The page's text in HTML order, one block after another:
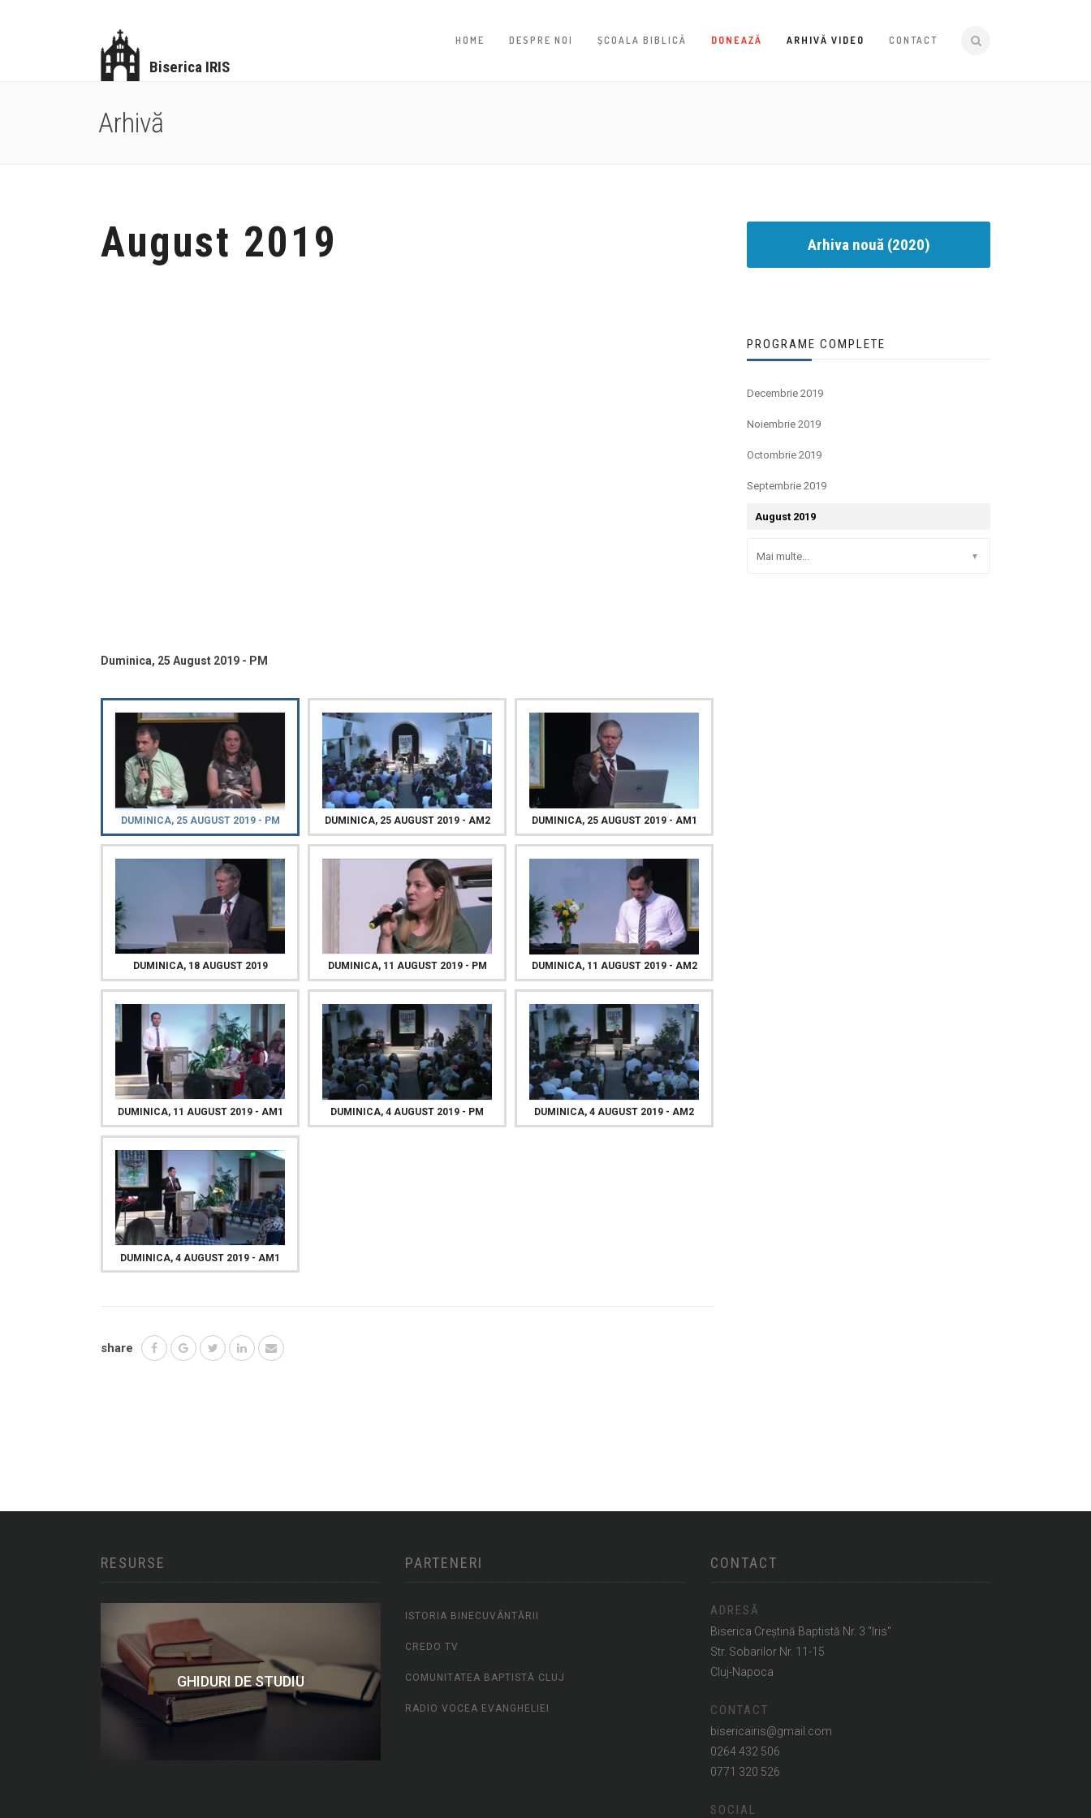
Biserica IRIS
HOME DESPRE NOI ȘCOALA BIBLICĂ DONEAZĂ ARHIVĂ VIDEO CONTACT
Arhivă
August 2019
Duminica, 25 August 2019 - PM
DUMINICA, 25 AUGUST 2019 - PM DUMINICA, 25 AUGUST 2019 - AM2 DUMINICA, 25 AUGUST 2019 - AM1
DUMINICA, 18 AUGUST 2019 DUMINICA, 11 AUGUST 2019 - PM DUMINICA, 11 AUGUST 2019 - AM2
DUMINICA, 11 AUGUST 2019 - AM1 DUMINICA, 4 AUGUST 2019 - PM DUMINICA, 4 AUGUST 2019 - AM2
DUMINICA, 4 AUGUST 2019 - AM1
share
Arhiva nouă (2020)
PROGRAME COMPLETE
Decembrie 2019
Noiembrie 2019
Octombrie 2019
Septembrie 2019
August 2019
Mai multe...
RESURSE
GHIDURI DE STUDIU
PARTENERI
ISTORIA BINECUVÂNTĂRII
CREDO TV
COMUNITATEA BAPTISTĂ CLUJ
RADIO VOCEA EVANGHELIEI
CONTACT
ADRESĂ
Biserica Creștină Baptistă Nr. 3 "Iris"
Str. Sobarilor Nr. 11-15
Cluj-Napoca
CONTACT
bisericairis@gmail.com
0264 432 506
0771 320 526
SOCIAL